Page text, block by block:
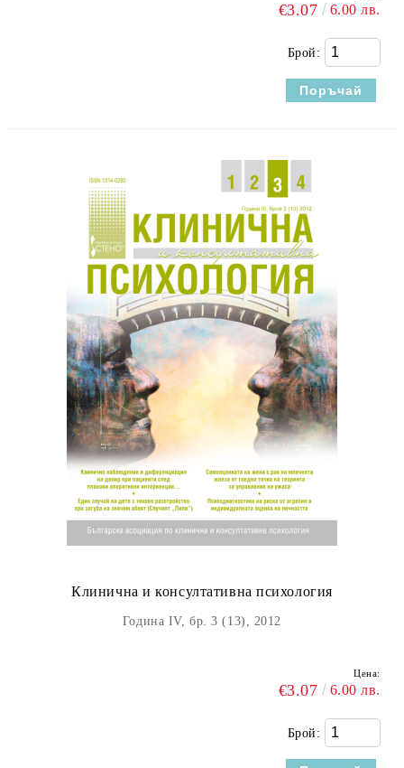
€3.07 6.00 лв.
Брой:
Клинична и консултативна психология
Година IV, бр. 3 (13), 2012
Цена:
€3.07 6.00 лв.
Брой: